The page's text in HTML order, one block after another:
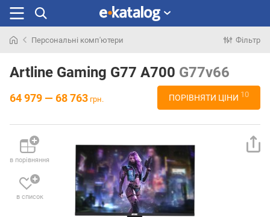
раніше
Персональні комп'ютери Фільтр
Artline Gaming G77 A700 G77v66
64 979 — 68 763 грн. ПОРІВНЯТИ ЦІНИ 10
в порівняння
в список